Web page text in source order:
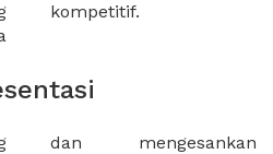
kompetitif.